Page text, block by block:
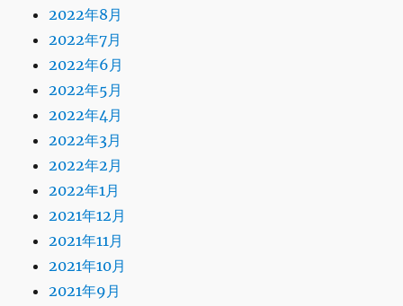
2022年8月
2022年7月
2022年6月
2022年5月
2022年4月
2022年3月
2022年2月
2022年1月
2021年12月
2021年11月
2021年10月
2021年9月